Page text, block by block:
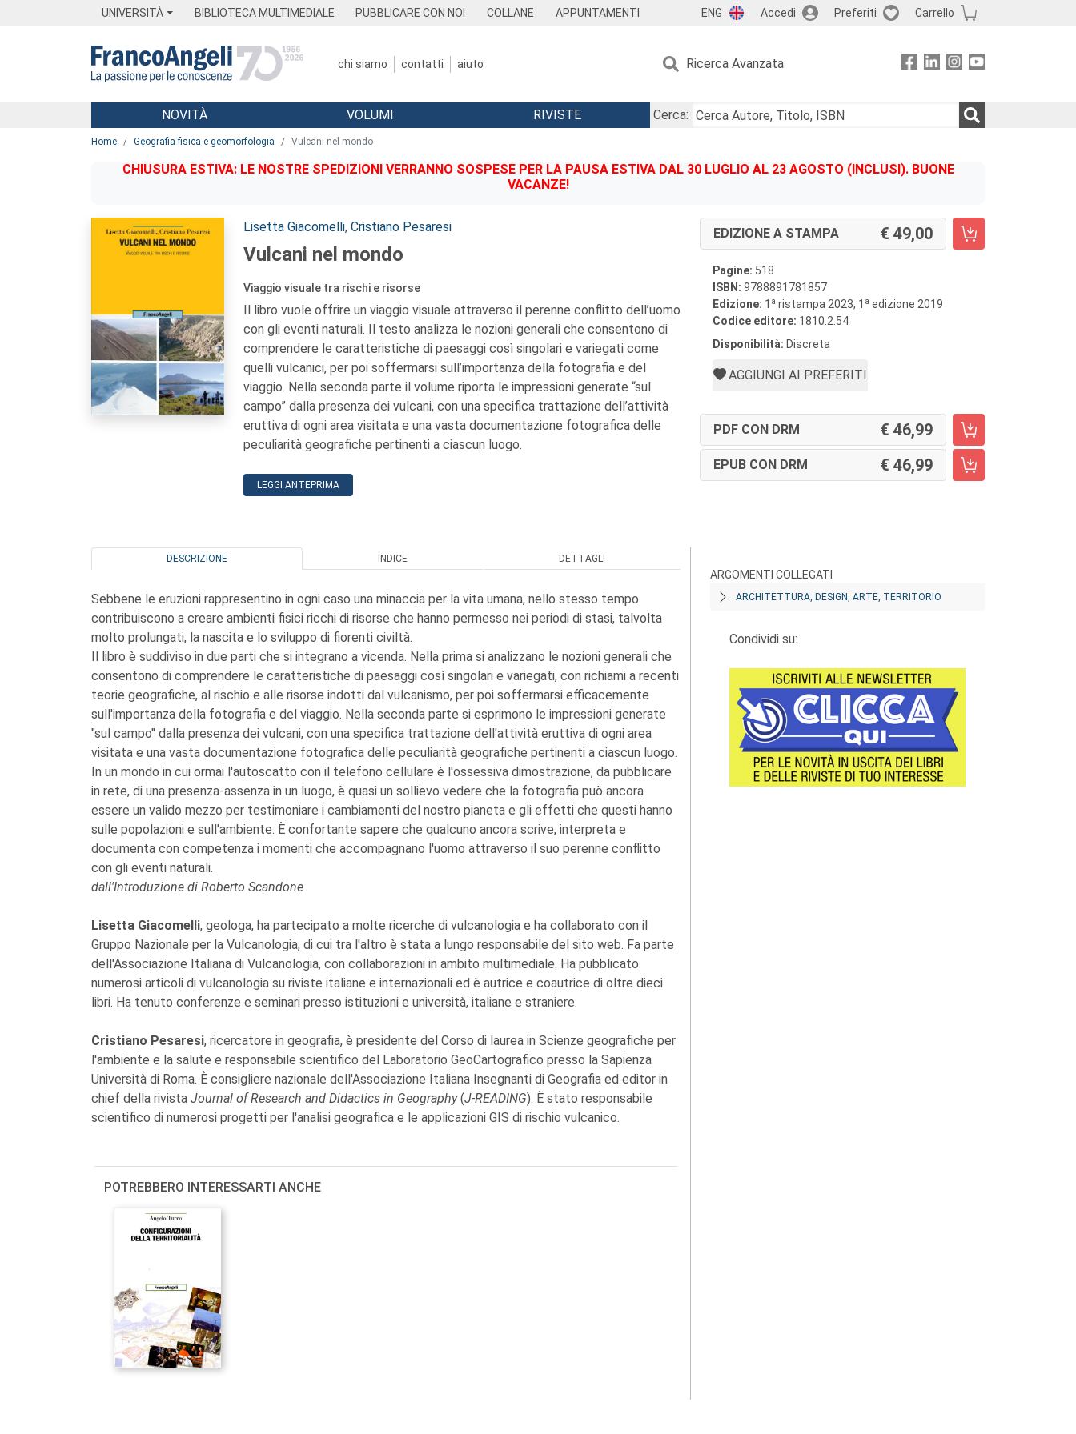
UNIVERSITÀ BIBLIOTECA MULTIMEDIALE PUBBLICARE CON NOI COLLANE APPUNTAMENTI ENG Accedi Preferiti Carrello
chi siamo contatti aiuto Ricerca Avanzata
Menu
NOVITÀ VOLUMI RIVISTE
Cerca:
Home Geografia fisica e geomorfologia Vulcani nel mondo
CHIUSURA ESTIVA: LE NOSTRE SPEDIZIONI VERRANNO SOSPESE PER LA PAUSA ESTIVA DAL 30 LUGLIO AL 23 AGOSTO (INCLUSI). BUONE
VACANZE!
Autori:
Lisetta Giacomelli, Cristiano Pesaresi
Vulcani nel mondo
Viaggio visuale tra rischi e risorse
Il libro vuole offrire un viaggio visuale attraverso il perenne conflitto dell’uomo
con gli eventi naturali. Il testo analizza le nozioni generali che consentono di
comprendere le caratteristiche di paesaggi così singolari e variegati come
quelli vulcanici, per poi soffermarsi sull’importanza della fotografia e del
viaggio. Nella seconda parte il volume riporta le impressioni generate “sul
campo” dalla presenza dei vulcani, con una specifica trattazione dell’attività
eruttiva di ogni area visitata e una vasta documentazione fotografica delle
peculiarità geografiche pertinenti a ciascun luogo.
LEGGI ANTEPRIMA
EDIZIONE A STAMPA 49,00
Pagine: 518
ISBN: 9788891781857
Edizione: 1 a ristampa 2023, 1 a edizione 2019
Codice editore: 1810.2.54
Disponibilità: Discreta
AGGIUNGI AI PREFERITI
PDF CON DRM 46,99
EPUB CON DRM 46,99
DESCRIZIONE INDICE DETTAGLI
Sebbene le eruzioni rappresentino in ogni caso una minaccia per la vita umana, nello stesso tempo
contribuiscono a creare ambienti fisici ricchi di risorse che hanno permesso nei periodi di stasi, talvolta
molto prolungati, la nascita e lo sviluppo di fiorenti civiltà.
Il libro è suddiviso in due parti che si integrano a vicenda. Nella prima si analizzano le nozioni generali che
consentono di comprendere le caratteristiche di paesaggi così singolari e variegati, con richiami a recenti
teorie geografiche, al rischio e alle risorse indotti dal vulcanismo, per poi soffermarsi efficacemente
sull'importanza della fotografia e del viaggio. Nella seconda parte si esprimono le impressioni generate
"sul campo" dalla presenza dei vulcani, con una specifica trattazione dell'attività eruttiva di ogni area
visitata e una vasta documentazione fotografica delle peculiarità geografiche pertinenti a ciascun luogo.
In un mondo in cui ormai l'autoscatto con il telefono cellulare è l'ossessiva dimostrazione, da pubblicare
in rete, di una presenza-assenza in un luogo, è quasi un sollievo vedere che la fotografia può ancora
essere un valido mezzo per testimoniare i cambiamenti del nostro pianeta e gli effetti che questi hanno
sulle popolazioni e sull'ambiente. È confortante sapere che qualcuno ancora scrive, interpreta e
documenta con competenza i momenti che accompagnano l'uomo attraverso il suo perenne conflitto
con gli eventi naturali.
dall'Introduzione di Roberto Scandone
Lisetta Giacomelli, geologa, ha partecipato a molte ricerche di vulcanologia e ha collaborato con il
Gruppo Nazionale per la Vulcanologia, di cui tra l'altro è stata a lungo responsabile del sito web. Fa parte
dell'Associazione Italiana di Vulcanologia, con collaborazioni in ambito multimediale. Ha pubblicato
numerosi articoli di vulcanologia su riviste italiane e internazionali ed è autrice e coautrice di oltre dieci
libri. Ha tenuto conferenze e seminari presso istituzioni e università, italiane e straniere.
Cristiano Pesaresi, ricercatore in geografia, è presidente del Corso di laurea in Scienze geografiche per
l'ambiente e la salute e responsabile scientifico del Laboratorio GeoCartografico presso la Sapienza
Università di Roma. È consigliere nazionale dell'Associazione Italiana Insegnanti di Geografia ed editor in
chief della rivista Journal of Research and Didactics in Geography(J-READING). È stato responsabile
scientifico di numerosi progetti per l'analisi geografica e le applicazioni GIS di rischio vulcanico.
POTREBBERO INTERESSARTI ANCHE
ARGOMENTI COLLEGATI
ARCHITETTURA, DESIGN, ARTE, TERRITORIO
Condividi su: